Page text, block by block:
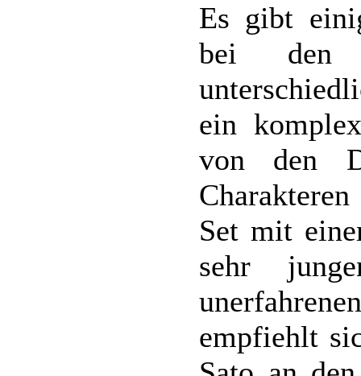
Es gibt
bei den
ein
von den
Set mit
sehr
empfiehlt